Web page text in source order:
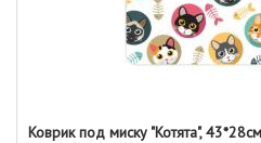
Коврик под миску "Котята", 43*28см